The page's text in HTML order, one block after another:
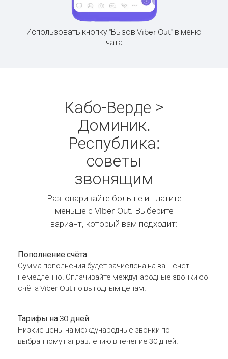
Использовать кнопку "Вызов Viber Out" в меню
чата
Кабо-Верде >
Доминик.
Республика:
советы
звонящим
Разговаривайте больше и платите
меньше с Viber Out. Выберите
вариант, который вам подходит:
Пополнение счёта
Сумма пополнения будет зачислена на ваш счёт
немедленно. Оплачивайте международные звонки со
счёта Viber Out по выгодным ценам.
Тарифы на 30 дней
Низкие цены на международные звонки по
выбранному направлению в течение 30 дней.